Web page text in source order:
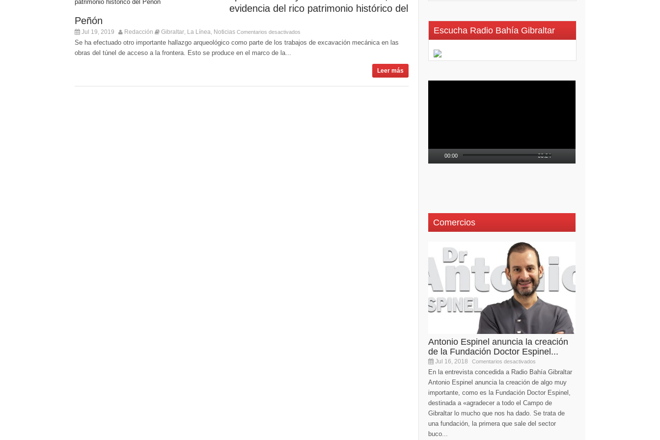
evidencia del rico patrimonio histórico del
Peñón
Jul 19, 2019 Redacción Gibraltar La Línea Noticias Comentarios desactivados
Se ha efectuado otro importante hallazgo arqueológico como parte de los trabajos de excavación mecánica en las
obras del túnel de acceso a la frontera. Esto se produce en el marco de la...
Leer más
Escucha Radio Bahía Gibraltar
00:00 00:24
Comercios
Antonio Espinel anuncia la creación
de la Fundación Doctor Espinel...
Jul 16, 2018 Comentarios desactivados
En la entrevista concedida a Radio Bahía Gibraltar
Antonio Espinel anuncia la creación de algo muy
importante, como es la Fundación Doctor Espinel,
destinada a «agradecer a todo el Campo de
Gibraltar lo mucho que nos ha dado. Se trata de
una fundación, la primera que sale del sector
buco...